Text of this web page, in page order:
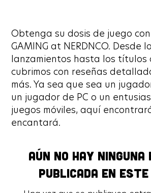
Aún no hay
publicada en este
Obtenga su dosis de juego
GAMING at NERDNCO. Desde
lanzamientos hasta los títulos
cubrimos con reseñas
más. Ya sea que sea un
un jugador de PC o un
juegos móviles, aquí
encantará.
Aún no hay
publicada en este